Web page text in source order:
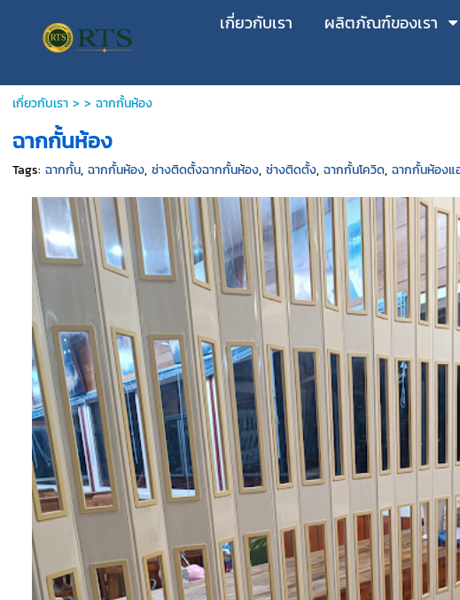
เกี่ยวกับเรา ผลิตภัณฑ์ของเรา
เกี่ยวกับเรา> > ฉากกั้นห้อง
ฉากกั้นห้อง
Tags: ฉากกั้น, ฉากกั้นห้อง, ช่างติดตั้งฉากกั้นห้อง, ช่างติดตั้ง, ฉากกั้นโควิด, ฉากกั้นห้องแ